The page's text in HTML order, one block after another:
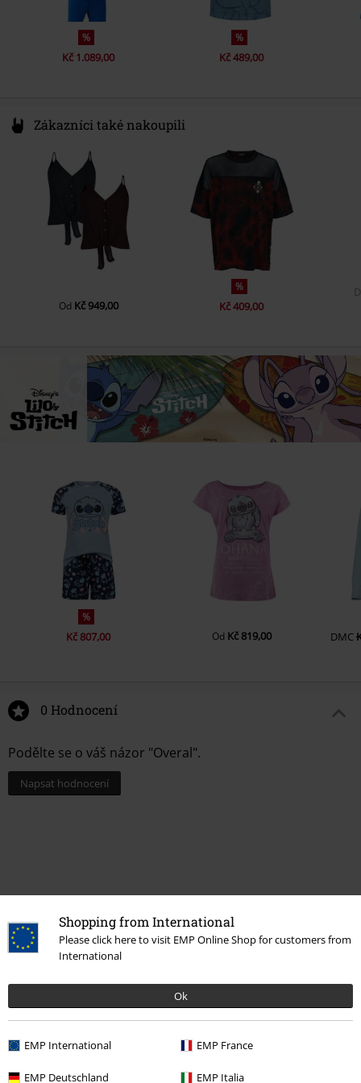
Shopping from International
Please click here to visit EMP Online Shop for customers from
International
Ok
EMP International EMP France
EMP Deutschland EMP Italia
%
Kč 1.089,00
%
Kč 489,00
Zákazníci také nakoupili
Od Kč 949,00
%
Kč 409,00
%
Kč 807,00 Od Kč 819,00 DMC
0 Hodnocení
Podělte se o váš názor "Overal".
Napsat hodnocení
Naposledy navštívené